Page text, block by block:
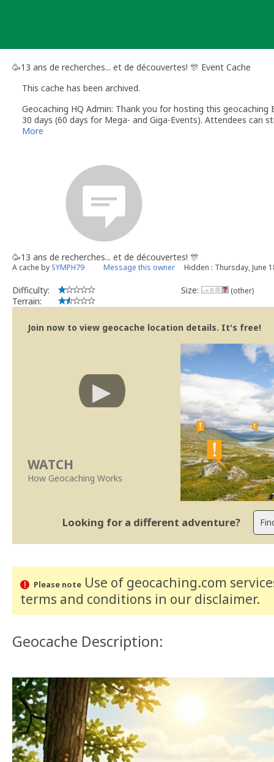
🥳13 ans de recherches... et de découvertes! 🎊 Event Cache
This cache has been archived.
Geocaching HQ Admin: Thank you for hosting this
30 days (60 days for Mega- and Giga-Events). Attendees can
More
🥳13 ans de recherches... et de découvertes! 🎊
A cache by SYMPH79 Message this owner Hidden : Thursday, June
Difficulty:
Terrain:
Size: (other)
Join now to view geocache location details. It's free!
WATCH
How Geocaching Works
Looking for a different adventure?
Please noteUse of geocaching.com
terms and conditions in our disclaimer.
Geocache Description: